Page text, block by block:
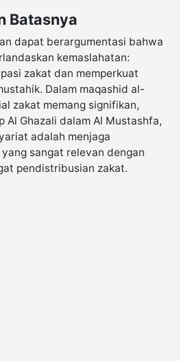
Batasnya
dapat berargumentasi bahwa
kemaslahatan:
zakat dan memperkuat
Dalam maqashid al-
zakat memang signifikan,
Al Ghazali dalam Al Mustashfa,
adalah menjaga
sangat relevan dengan
pendistribusian zakat.